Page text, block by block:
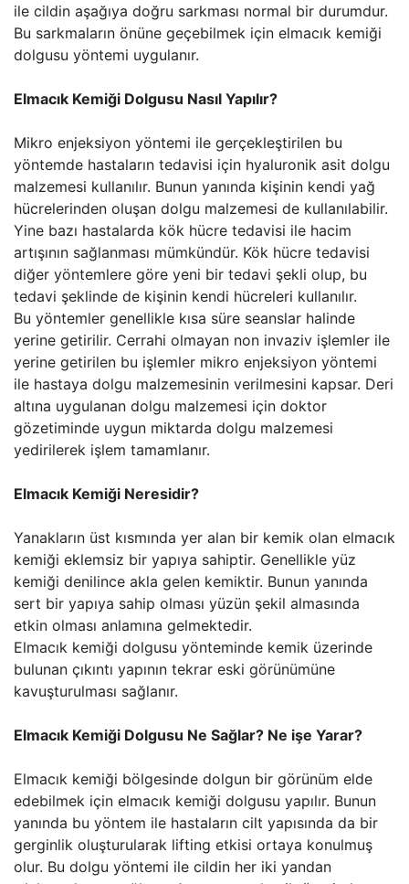
ile cildin aşağıya doğru sarkması normal bir durumdur.
Bu sarkmaların önüne geçebilmek için elmacık kemiği
dolgusu yöntemi uygulanır.
Elmacık Kemiği Dolgusu Nasıl Yapılır?
Mikro enjeksiyon yöntemi ile gerçekleştirilen bu
yöntemde hastaların tedavisi için hyaluronik asit dolgu
malzemesi kullanılır. Bunun yanında kişinin kendi yağ
hücrelerinden oluşan dolgu malzemesi de kullanılabilir.
Yine bazı hastalarda kök hücre tedavisi ile hacim
artışının sağlanması mümkündür. Kök hücre tedavisi
diğer yöntemlere göre yeni bir tedavi şekli olup, bu
tedavi şeklinde de kişinin kendi hücreleri kullanılır.
Bu yöntemler genellikle kısa süre seanslar halinde
yerine getirilir. Cerrahi olmayan non invaziv işlemler ile
yerine getirilen bu işlemler mikro enjeksiyon yöntemi
ile hastaya dolgu malzemesinin verilmesini kapsar. Deri
altına uygulanan dolgu malzemesi için doktor
gözetiminde uygun miktarda dolgu malzemesi
yedirilerek işlem tamamlanır.
Elmacık Kemiği Neresidir?
Yanakların üst kısmında yer alan bir kemik olan elmacık
kemiği eklemsiz bir yapıya sahiptir. Genellikle yüz
kemiği denilince akla gelen kemiktir. Bunun yanında
sert bir yapıya sahip olması yüzün şekil almasında
etkin olması anlamına gelmektedir.
Elmacık kemiği dolgusu yönteminde kemik üzerinde
bulunan çıkıntı yapının tekrar eski görünümüne
kavuşturulması sağlanır.
Elmacık Kemiği Dolgusu Ne Sağlar? Ne işe Yarar?
Elmacık kemiği bölgesinde dolgun bir görünüm elde
edebilmek için elmacık kemiği dolgusu yapılır. Bunun
yanında bu yöntem ile hastaların cilt yapısında da bir
gerginlik oluşturularak lifting etkisi ortaya konulmuş
olur. Bu dolgu yöntemi ile cildin her iki yandan